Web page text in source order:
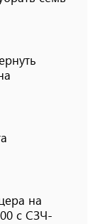
на
с СЗЧ-